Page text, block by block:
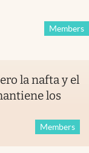
Members
la nafta y el
los
Members